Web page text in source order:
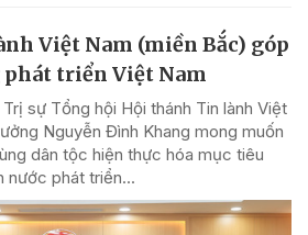
Việt Nam (miền Bắc) góp
triển Việt Nam
sự Tổng hội Hội thánh Tin lành Việt
Nguyễn Đình Khang mong muốn
dân tộc hiện thực hóa mục tiêu
nước phát triển...